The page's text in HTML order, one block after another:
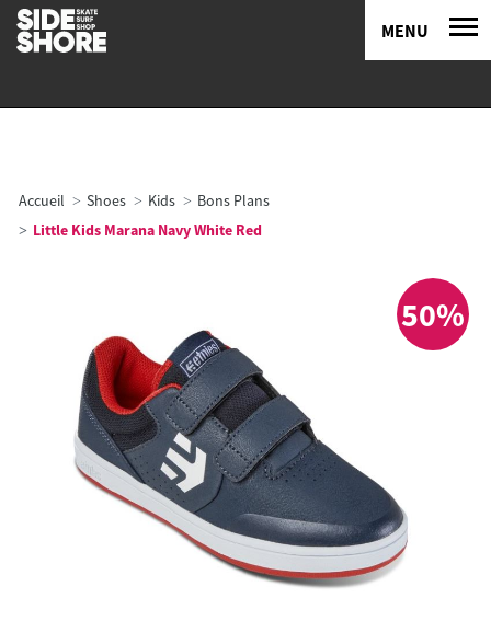
MENU
Accueil Shoes Kids
Bons Plans
Little Kids Marana Navy White Red
50%